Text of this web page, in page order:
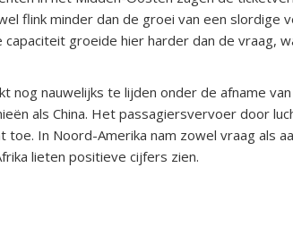
flink minder dan de groei van een slordige
groeide hier harder dan de vraag,
nog nauwelijks te lijden onder de afname
als China. Het passagiersvervoer door
toe. In Noord-Amerika nam zowel vraag als
lieten positieve cijfers zien.